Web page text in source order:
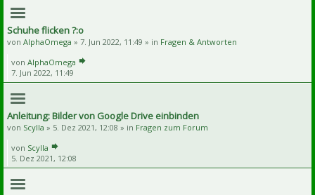
Schuhe flicken ?:o
von AlphaOmega » 7. Jun 2022, 11:49 » in Fragen & Antworten
von AlphaOmega
7. Jun 2022, 11:49
Anleitung: Bilder von Google Drive einbinden
von Scylla » 5. Dez 2021, 12:08 » in Fragen zum Forum
von Scylla
5. Dez 2021, 12:08